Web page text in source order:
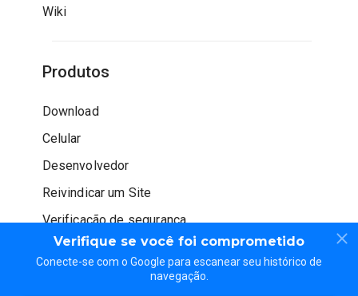
Verifique se você foi comprometido
Conecte-se com o Google para escanear seu histórico de
navegação.
Wiki
Produtos
Download
Celular
Desenvolvedor
Reivindicar um Site
Verificação de segurança